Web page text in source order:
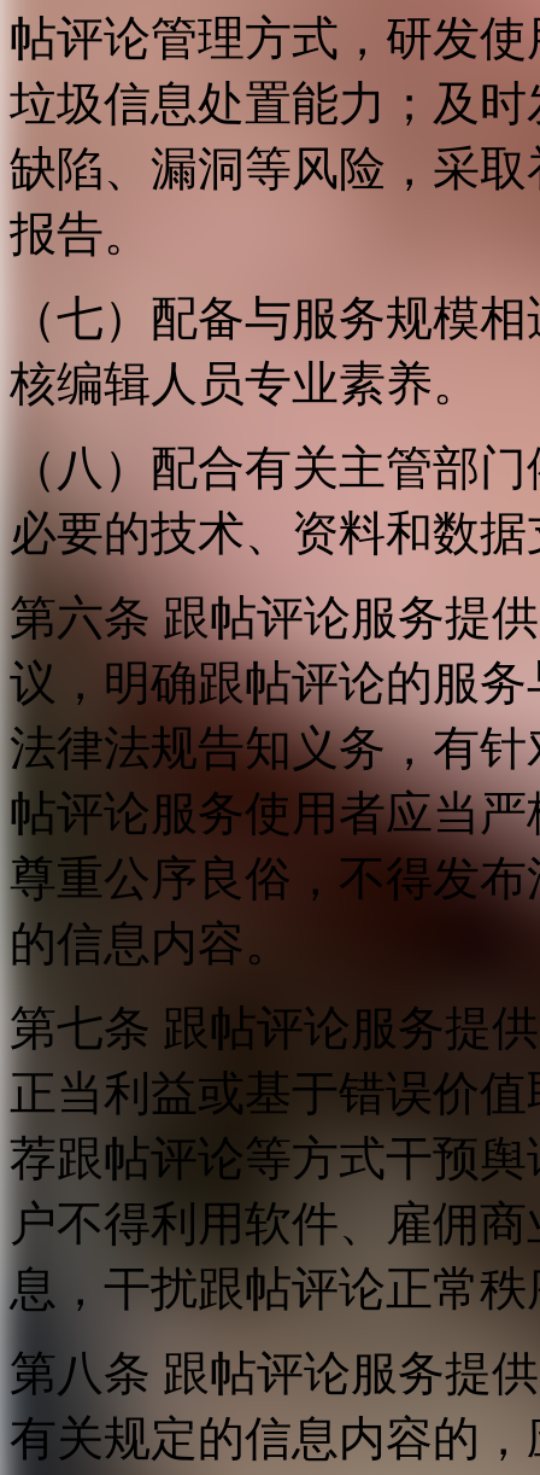
帖评论管理方式，研发
垃圾信息处置能力；及
缺陷、漏洞等风险，采
报告。
（七）配备与服务规模
核编辑人员专业素养。
（八）配合有关主管部
必要的技术、资料和数
第六条 跟帖评论服务提
议，明确跟帖评论的服
法律法规告知义务，有
帖评论服务使用者应当
尊重公序良俗，不得发
的信息内容。
第七条 跟帖评论服务提
正当利益或基于错误价
荐跟帖评论等方式干预
户不得利用软件、雇佣
息，干扰跟帖评论正常
第八条 跟帖评论服务提
有关规定的信息内容的